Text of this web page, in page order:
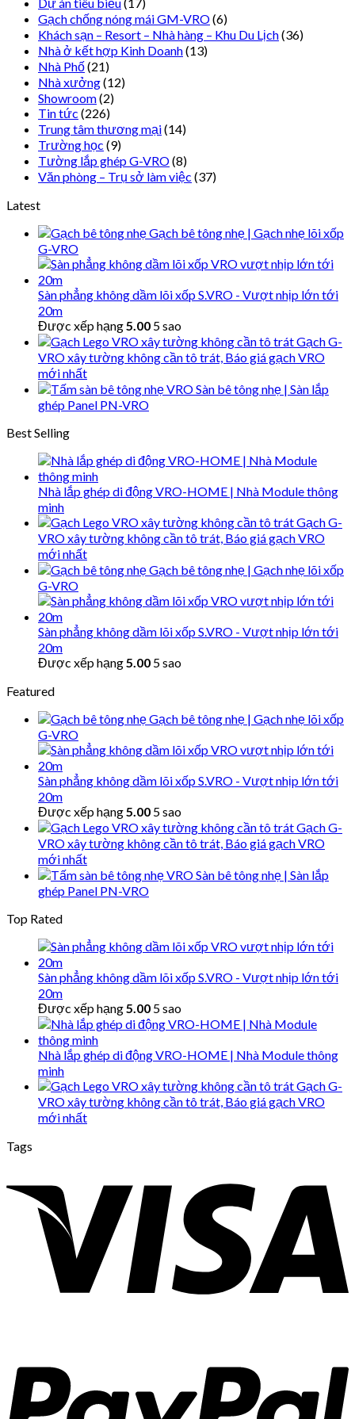
Gạch chống nóng mái GM-VRO(6)
Khách sạn – Resort – Nhà hàng – Khu Du Lịch(36)
Nhà ở kết hợp Kinh Doanh(13)
Nhà Phố(21)
Nhà xưởng(12)
Showroom(2)
Tin tức (226)
Trung tâm thương mại(14)
Trường học (9)
Tường lắp ghép G-VRO(8)
Văn phòng – Trụ sở làm việc (37)
Latest
Gạch bê tông nhẹ | Gạch nhẹ lõi xốp
G-VRO
Sàn phẳng không dầm lõi xốp S.VRO - Vượt nhịp lớn tới
20m
Được xếp hạng5.00 5 sao
Gạch G-
VRO xây tường không cần tô trát, Báo giá gạch VRO
mới nhất
Sàn bê tông nhẹ | Sàn lắp
ghép Panel PN-VRO
Best Selling
Nhà lắp ghép di động VRO-HOME | Nhà Module thông
minh
Gạch G-
VRO xây tường không cần tô trát, Báo giá gạch VRO
mới nhất
Gạch bê tông nhẹ | Gạch nhẹ lõi xốp
G-VRO
Sàn phẳng không dầm lõi xốp S.VRO - Vượt nhịp lớn tới
20m
Được xếp hạng5.00 5 sao
Featured
Gạch bê tông nhẹ | Gạch nhẹ lõi xốp
G-VRO
Sàn phẳng không dầm lõi xốp S.VRO - Vượt nhịp lớn tới
20m
Được xếp hạng5.00 5 sao
Gạch G-
VRO xây tường không cần tô trát, Báo giá gạch VRO
mới nhất
Sàn bê tông nhẹ | Sàn lắp
ghép Panel PN-VRO
Top Rated
Sàn phẳng không dầm lõi xốp S.VRO - Vượt nhịp lớn tới
20m
Được xếp hạng5.00 5 sao
Nhà lắp ghép di động VRO-HOME | Nhà Module thông
minh
Gạch G-
VRO xây tường không cần tô trát, Báo giá gạch VRO
mới nhất
Tags